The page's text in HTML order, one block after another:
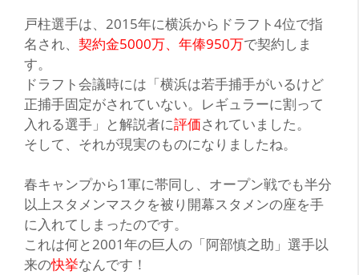
戸柱選手は、2015年に横浜から ドラフト4位で指
名され、 契約金5000万、年俸950万で契約しま
す。
ドラフト会議時には 「横浜は若手捕手がいるけど
正捕手固定がされていない。レギュラーに割って
入れる選手」 と解説者に評価されていました。
そして、それが現実のものになりましたね。
春キャンプから1軍に帯同し、オープン戦でも半分
以上スタメンマスクを被り開幕スタメンの座を手
に入れてしまったのです。
これは何と2001年の巨人の 「阿部慎之助」 選手以
来の快挙なんです！